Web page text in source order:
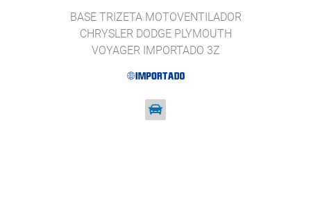
BASE TRIZETA MOTOVENTILADOR
CHRYSLER DODGE PLYMOUTH
VOYAGER IMPORTADO 3Z